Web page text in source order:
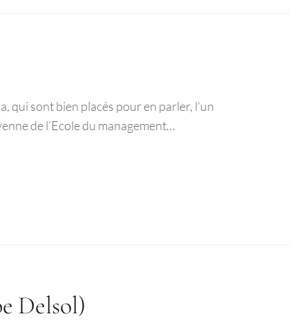
qui sont bien placés pour en parler, l’un
de l’Ecole du management…
Delsol)